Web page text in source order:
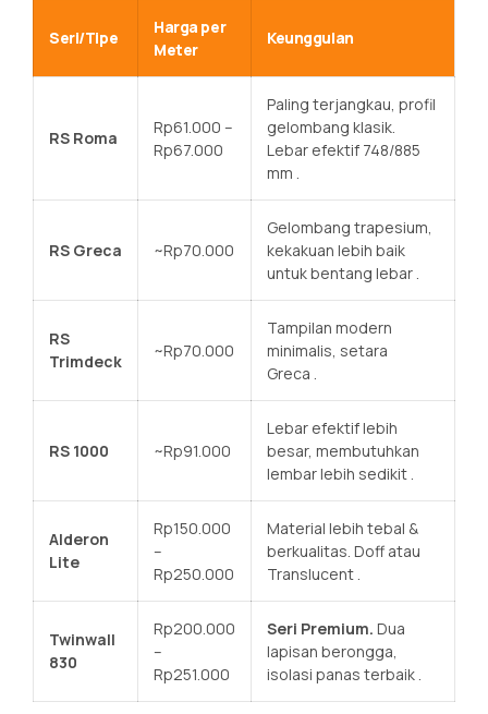
Seri/Tipe
Harga per
Meter
Keunggulan
RS Roma
Rp61.000 –
Rp67.000
Paling terjangkau, profil
gelombang klasik.
Lebar efektif 748/885
mm .
RS Greca ~Rp70.000
Gelombang trapesium,
kekakuan lebih baik
untuk bentang lebar.
RS
Trimdeck
~Rp70.000
Tampilan modern
minimalis, setara
Greca .
RS 1000 ~Rp91.000
Lebar efektif lebih
besar, membutuhkan
lembar lebih sedikit.
Alderon
Lite
Rp150.000
–
Rp250.000
Material lebih tebal &
berkualitas. Doff atau
Translucent.
Twinwall
830
Rp200.000
–
Rp251.000
Seri Premium. Dua
lapisan berongga,
isolasi panas terbaik.